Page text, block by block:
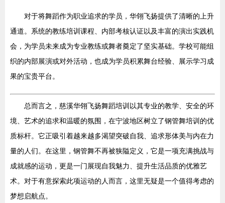
对于将舞蹈作为职业追求的学员，华翎飞扬提供了清晰的上升
通道。系统的教练培训课程、内部考核认证以及丰富的演出实践机
会，为学员未来成为专业教练或舞者奠定了坚实基础。学校可能组
织的内部展演或对外活动，也成为学员积累舞台经验、展示学习成
果的宝贵平台。
总而言之，慈溪华翎飞扬舞蹈培训以其专业的教学、安全的环
境、艺术的追求和温暖的氛围，在宁波地区树立了钢管舞培训的优
质标杆。它正吸引着越来越多渴望突破自我、追求形体美与内在力
量的人们。在这里，钢管舞不再被狭隘定义，它是一项充满挑战与
成就感的运动，更是一门展现自我魅力、提升生活品质的优雅艺
术。对于有意探索此项运动的人而言，这里无疑是一个值得考虑的
梦想启航点。